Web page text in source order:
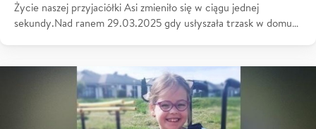
Życie naszej przyjaciółki Asi zmieniło się w ciągu jednej
sekundy.Nad ranem 29.03.2025 gdy usłyszała trzask w domu…